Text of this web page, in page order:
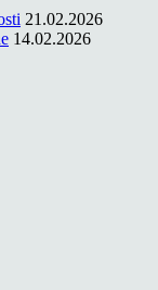
21.02.2026
14.02.2026